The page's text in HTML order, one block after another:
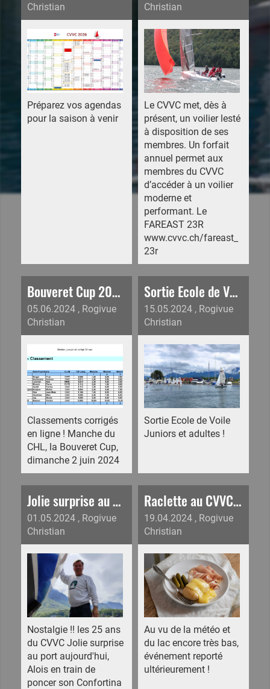
Christian
Préparez vos agendas
pour la saison à venir
Christian
Le CVVC met, dès à
présent, un voilier lesté
à disposition de ses
membres. Un forfait
annuel permet aux
membres du CVVC
d’accéder à un voilier
moderne et
performant. Le
FAREAST 23R
www.cvvc.ch/fareast_
23r
Bouveret Cup 2024, dimanche 2 juin, Classement corrigés en ligne
05.06.2024 , Rogivue
Christian
Classements corrigés
en ligne ! Manche du
CHL, la Bouveret Cup,
dimanche 2 juin 2024
Sortie Ecole de Voile Juniors et adultes!
15.05.2024 , Rogivue
Christian
Sortie Ecole de Voile
Juniors et adultes !
Jolie surprise au port aujourd'hui, Alois en train de poncer son Confortina avec un pull des 25 ans du CVVC !!!
01.05.2024 , Rogivue
Christian
Nostalgie !! les 25 ans
du CVVC Jolie surprise
au port aujourd'hui,
Alois en train de
poncer son Confortina
Raclette au CVVC - lancement de saison
19.04.2024 , Rogivue
Christian
Au vu de la météo et
du lac encore très bas,
événement reporté
ultérieurement !